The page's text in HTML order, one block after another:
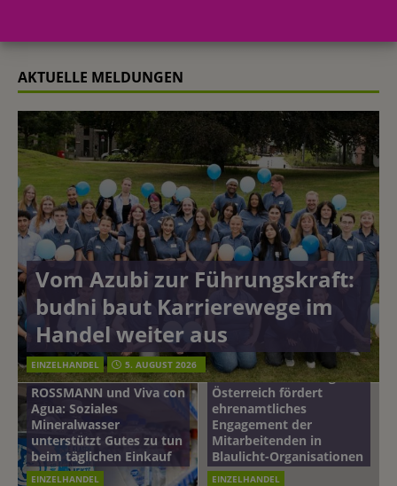
AKTUELLE MELDUNGEN
Vom Azubi zur Führungskraft:
budni baut Karrierewege im
Handel weiter aus
EINZELHANDEL 5. AUGUST 2026
ROSSMANN und Viva con
Agua: Soziales
Mineralwasser
unterstützt Gutes zu tun
beim täglichen Einkauf
EINZELHANDEL
mehr vom leben tag: dm
Österreich fördert
ehrenamtliches
Engagement der
Mitarbeitenden in
Blaulicht-Organisationen
EINZELHANDEL